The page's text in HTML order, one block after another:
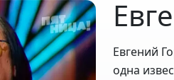
Евгений
одна